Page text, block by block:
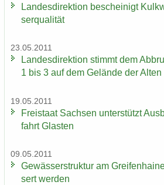
Lan­des­di­rek­ti­on be­schei­nigt
ser­qua­li­tät
23.05.2011
Lan­des­di­rek­ti­on stimmt dem
1 bis 3 auf dem Ge­län­de der
19.05.2011
Frei­staat Sach­sen un­ter­stützt
fahrt Glas­ten
09.05.2011
Ge­wäs­ser­struk­tur am
sert wer­den